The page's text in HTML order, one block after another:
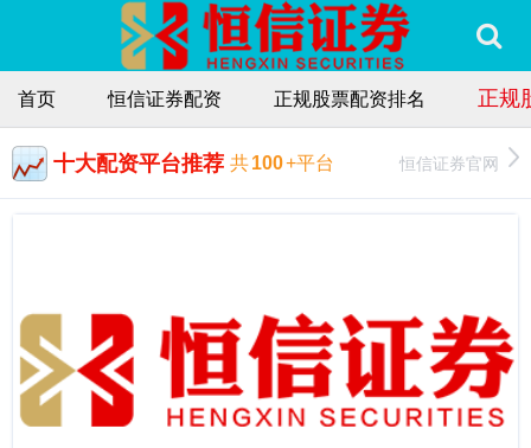
首页 恒信证券配资 正规股票配资排名 正规
十大配资平台推荐 共100+平台 恒信证券官网